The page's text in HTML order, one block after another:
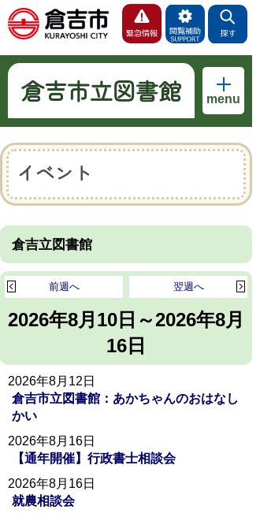
倉吉市立図書館 menu
イベント
倉吉立図書館
2026年8月10日～2026年8月
16日
翌週へ
前週へ
2026年8月12日
倉吉市立図書館：あかちゃんのおはなし
かい
2026年8月16日
【通年開催】行政書士相談会
2026年8月16日
就農相談会